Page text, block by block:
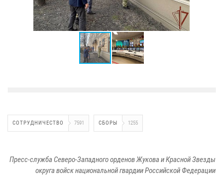
СОТРУДНИЧЕСТВО 7591 СБОРЫ 1255
Пресс-служба Северо-Западного орденов Жукова и Красной Звезды
округа войск национальной гвардии Российской Федерации